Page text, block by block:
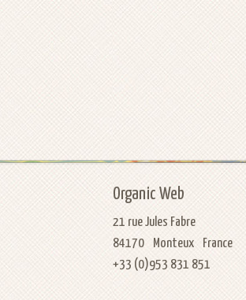
Organic Web
21 rue Jules Fabre
84170
Monteux
France
+33 (0)953 831 851